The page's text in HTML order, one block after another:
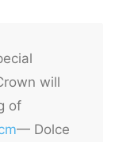
will
of
— Dolce